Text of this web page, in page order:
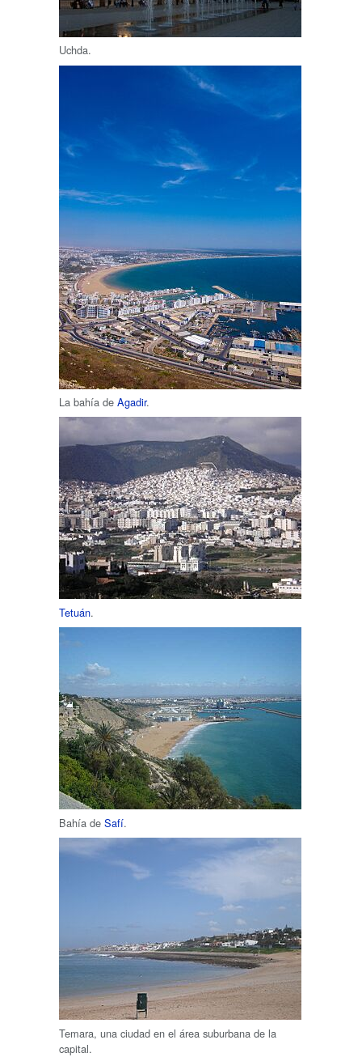
Uchda.
La bahía de Agadir.
Tetuán.
Bahía de Safí.
Temara, una ciudad en el área suburbana de la
capital.